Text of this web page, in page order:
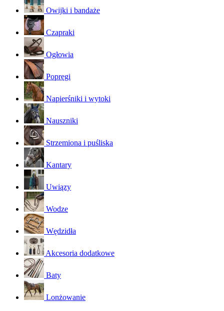
Owijki i bandaże
Czapraki
Ogłowia
Popręgi
Napierśniki i wytoki
Nauszniki
Strzemiona i puśliska
Kantary
Uwiązy
Wodze
Wędzidła
Akcesoria dodatkowe
Baty
Lonżowanie